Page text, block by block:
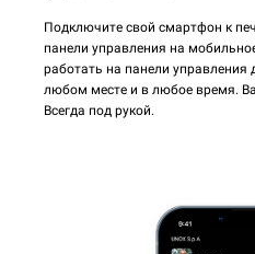
Подключите свой смартфон к
панели управления на
работать на панели управления
любом месте и в любое время.
Всегда под рукой.